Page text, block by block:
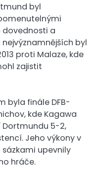
byl
dovednosti a
byl
proti Malaze, kde
zajistit
byla finále DFB-
kde Kagawa
5-2,
Jeho výkony v
upevnily
hráče.